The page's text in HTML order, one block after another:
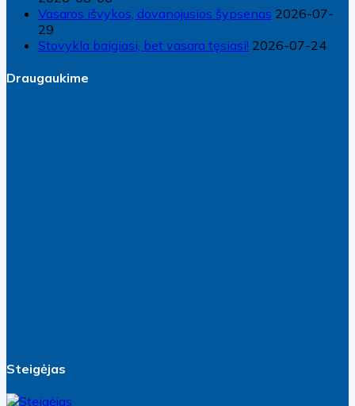
Vasaros išvykos, dovanojusios šypsenas 2026-07-
29
Stovykla baigiasi, bet vasara tęsiasi! 2026-07-24
Draugaukime
Steigėjas